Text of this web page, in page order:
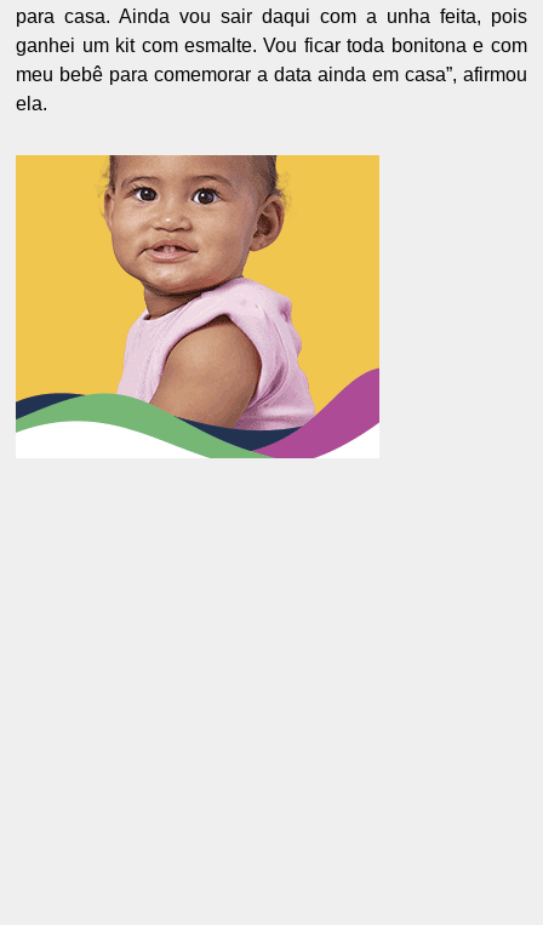
para casa. Ainda vou sair daqui com a unha feita, pois
ganhei um kit com esmalte. Vou ficar toda bonitona e com
meu bebê para comemorar a data ainda em casa”, afirmou
ela.